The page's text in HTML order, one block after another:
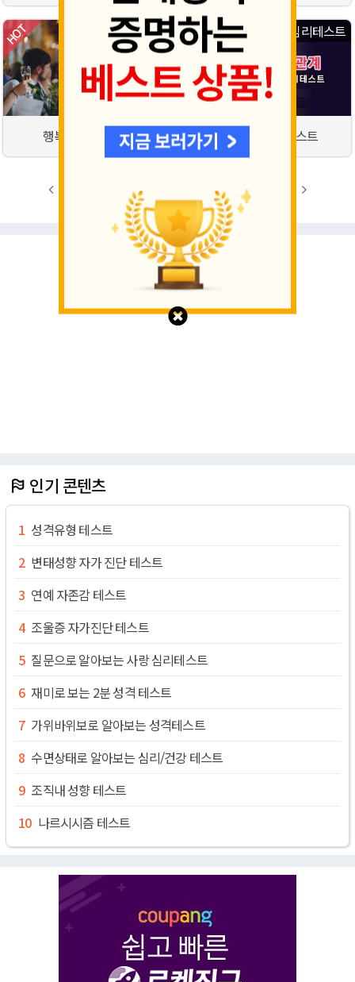
심리테스트
행복도 심리테스트
심리테스트
대인관계 심리테스트
4 7
인기 콘텐츠
성격유형 테스트
변태성향 자가 진단 테스트
연예 자존감 테스트
조울증 자가진단 테스트
질문으로 알아보는 사랑 심리테스트
재미로 보는 2분 성격 테스트
가위바위보로 알아보는 성격테스트
수면상태로 알아보는 심리/건강 테스트
조직내 성향 테스트
나르시시즘 테스트